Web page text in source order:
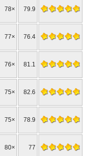
78× 79.9
77× 76.4
76× 81.1
75× 82.6
75× 78.9
80× 77